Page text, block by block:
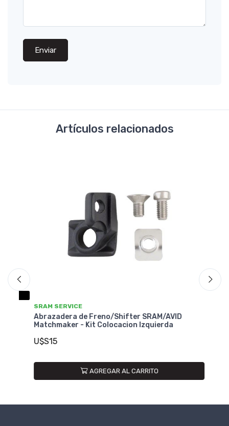
Enviar
Artículos relacionados
SRAM SERVICE
Abrazadera de Freno/Shifter SRAM/AVID
Matchmaker - Kit Colocacion Izquierda
U$S15
AGREGAR AL CARRITO